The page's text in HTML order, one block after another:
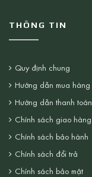
THÔNG TIN
Quy định chung
Hướng dẫn mua hàng
Hướng dẫn thanh toán
Chính sách giao hàng
Chính sách bảo hành
Chính sách đổi trả
Chính sách bảo mật